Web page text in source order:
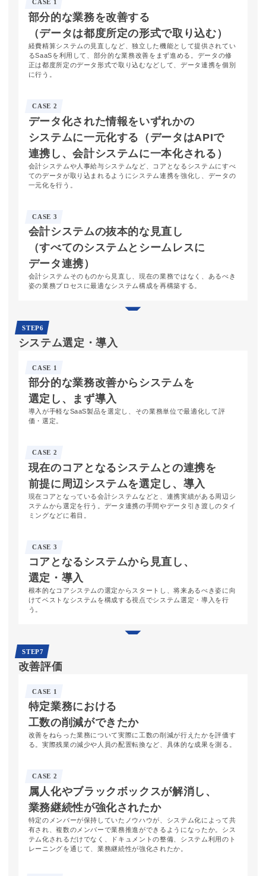
CASE 1
部分的な業務を改善する
（データは都度所定の形式で取り込む）
経費精算システムの見直しなど、独立した機能として提供されてい
るSaaSを利用して、部分的な業務改善をまず進める。データの修
正は都度所定のデータ形式で取り込むなどして、データ連携を個別
に行う。
CASE 2
データ化された情報をいずれかの
システムに一元化する （データはAPIで
連携し、会計システムに一本化される）
会計システムや人事給与システムなど、コアとなるシステムにすべ
てのデータが取り込まれるようにシステム連携を強化し、データの
一元化を行う。
CASE 3
会計システムの抜本的な見直し
（すべてのシステムと シームレスに
データ連携）
会計システムそのものから見直し、現在の業務ではなく、あるべき
姿の業務プロセスに最適なシステム構成を再構築する。
STEP6
システム選定・導入
CASE 1
部分的な業務改善から システムを
選定し、
まず導入
導入が手軽なSaaS製品を選定し、その業務単位で最適化して評
価・選定。
CASE 2
現在のコアとなるシステムとの連携を
前提に周辺システムを選定し、 導入
現在コアとなっている会計システムなどと、連携実績がある周辺シ
ステムから選定を行う。データ連携の手間やデータ引き渡しのタイ
ミングなどに着目。
CASE 3
コアとなるシステムから 見直し、
選定・導入
根本的なコアシステムの選定からスタートし、将来あるべき姿に向
けてベストなシステムを構成する視点でシステム選定・導入を行
う。
STEP7
改善評価
CASE 1
特定業務における
工数の削減ができたか
改善をねらった業務について実際に工数の削減が行えたかを評価す
る。実際残業の減少や人員の配置転換など、具体的な成果を測る。
CASE 2
属人化やブラックボックスが解消し、
業務継続性が強化されたか
特定のメンバーが保持していたノウハウが、システム化によって共
有され、複数のメンバーで業務推進ができるようになったか。シス
テム化されるだけでなく、ドキュメントの整備、システム利用のト
レーニングを通じて、業務継続性が強化されたか。